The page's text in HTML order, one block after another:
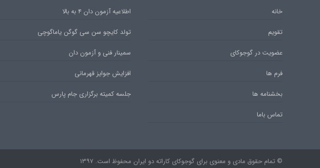
خانه
تقویم
عضویت در گوجوکای
فرم ها
بخشنامه ها
تماس باما
اطلاعیه آزمون دان ۴ به بالا
تولد کایچو سن سی گوگن یاماگوچی
سمینار فنی و آزمون دان
افزایش جوایز قهرمانی
جلسه کمیته برگزاری جام پارس
© تمام حقوق مادی و معنوی برای گوجوکای کاراته دو ایران محفوظ است. ۱۳۹۷